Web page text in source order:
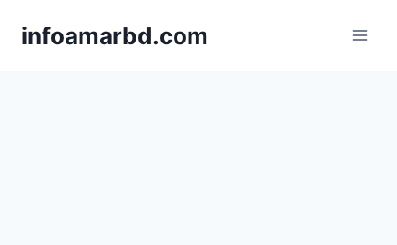
infoamarbd.com